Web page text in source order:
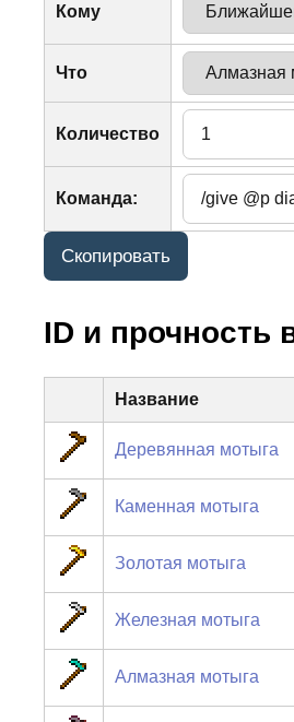
Кому
Что
Количество
Команда:
ID и прочность
Название
Деревянная мотыга
Каменная мотыга
Золотая мотыга
Железная мотыга
Алмазная мотыга